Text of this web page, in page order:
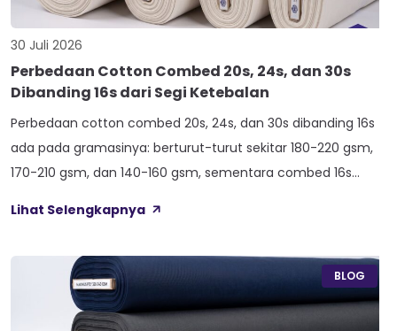
30 Juli 2026
Perbedaan Cotton Combed 20s, 24s, dan 30s
Dibanding 16s dari Segi Ketebalan
Perbedaan cotton combed 20s, 24s, dan 30s dibanding 16s
ada pada gramasinya: berturut-turut sekitar 180-220 gsm,
170-210 gsm, dan 140-160 gsm, sementara combed 16s
satu kaos terasa berat dan kokoh, sedangkan kaos lain
konveksi baru tertukar […]
Lihat Selengkapnya
BLOG